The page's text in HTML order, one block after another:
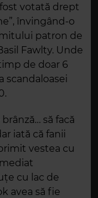
votată drept
învingând-o
patron de
Fawlty. Unde
de doar 6
scandaloasei
să facă
iată că fanii
vestea cu
cu lac de
avea să fie